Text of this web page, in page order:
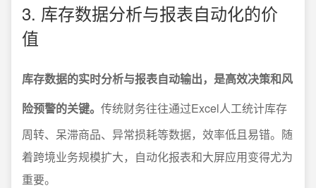
3. 库存数据分析与报表自动化的价
值
库存数据的实时分析与报表自动输出，是高效决策和风
险预警的关键。 传统财务往往通过Excel人工统计库存
周转、呆滞商品、异常损耗等数据，效率低且易错。随
着跨境业务规模扩大，自动化报表和大屏应用变得尤为
重要。